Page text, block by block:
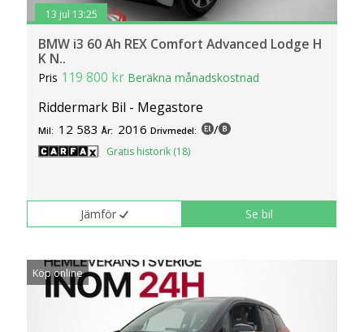
13 jul 13:25
BMW i3 60 Ah REX Comfort Advanced Lodge H
K N..
Pris 119 800 kr Beräkna månadskostnad
Riddermark Bil - Megastore
Mil: 12 583 År: 2016 Drivmedel: /
Gratis historik (18)
Jämför Se bil
Köp online